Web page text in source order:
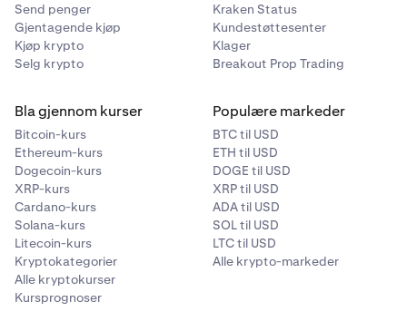
Send penger
Gjentagende kjøp
Kjøp krypto
Selg krypto
Kraken Status
Kundestøttesenter
Klager
Breakout Prop Trading
Bla gjennom kurser
Bitcoin-kurs
Ethereum-kurs
Dogecoin-kurs
XRP-kurs
Cardano-kurs
Solana-kurs
Litecoin-kurs
Kryptokategorier
Alle kryptokurser
Kursprognoser
Populære markeder
BTC til USD
ETH til USD
DOGE til USD
XRP til USD
ADA til USD
SOL til USD
LTC til USD
Alle krypto-markeder